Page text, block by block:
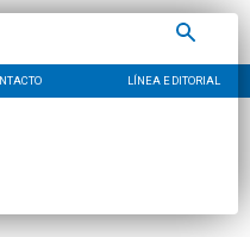
LÍNEA EDITORIAL